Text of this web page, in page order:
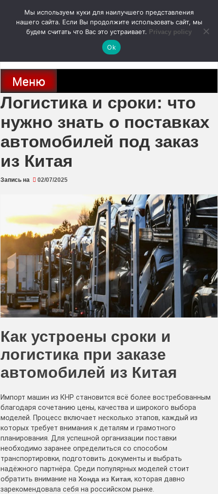
содержимому
autodoc24.ru
Новости про современные автомобили и не только, новинки зарубежного
и отечественного автопрома
Меню
Логистика и сроки: что
нужно знать о поставках
автомобилей под заказ
из Китая
Запись на 02/07/2025
Как устроены сроки и
логистика при заказе
автомобилей из Китая
Импорт машин из КНР становится всё более востребованным
благодаря сочетанию цены, качества и широкого выбора
моделей. Процесс включает несколько этапов, каждый из
которых требует внимания к деталям и грамотного
планирования. Для успешной организации поставки
необходимо заранее определиться со способом
транспортировки, подготовить документы и выбрать
надёжного партнёра. Среди популярных моделей стоит
обратить внимание на Хонда из Китая, которая давно
зарекомендовала себя на российском рынке.
Мы используем куки для наилучшего представления
нашего сайта. Если Вы продолжите использовать сайт, мы
будем считать что Вас это устраивает. Privacy policy
Ok